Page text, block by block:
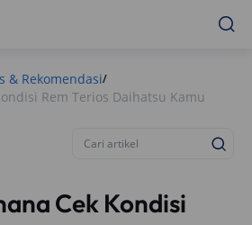
& Rekomendasi/
Rem Terios Daihatsu Kamu
Cek Kondisi